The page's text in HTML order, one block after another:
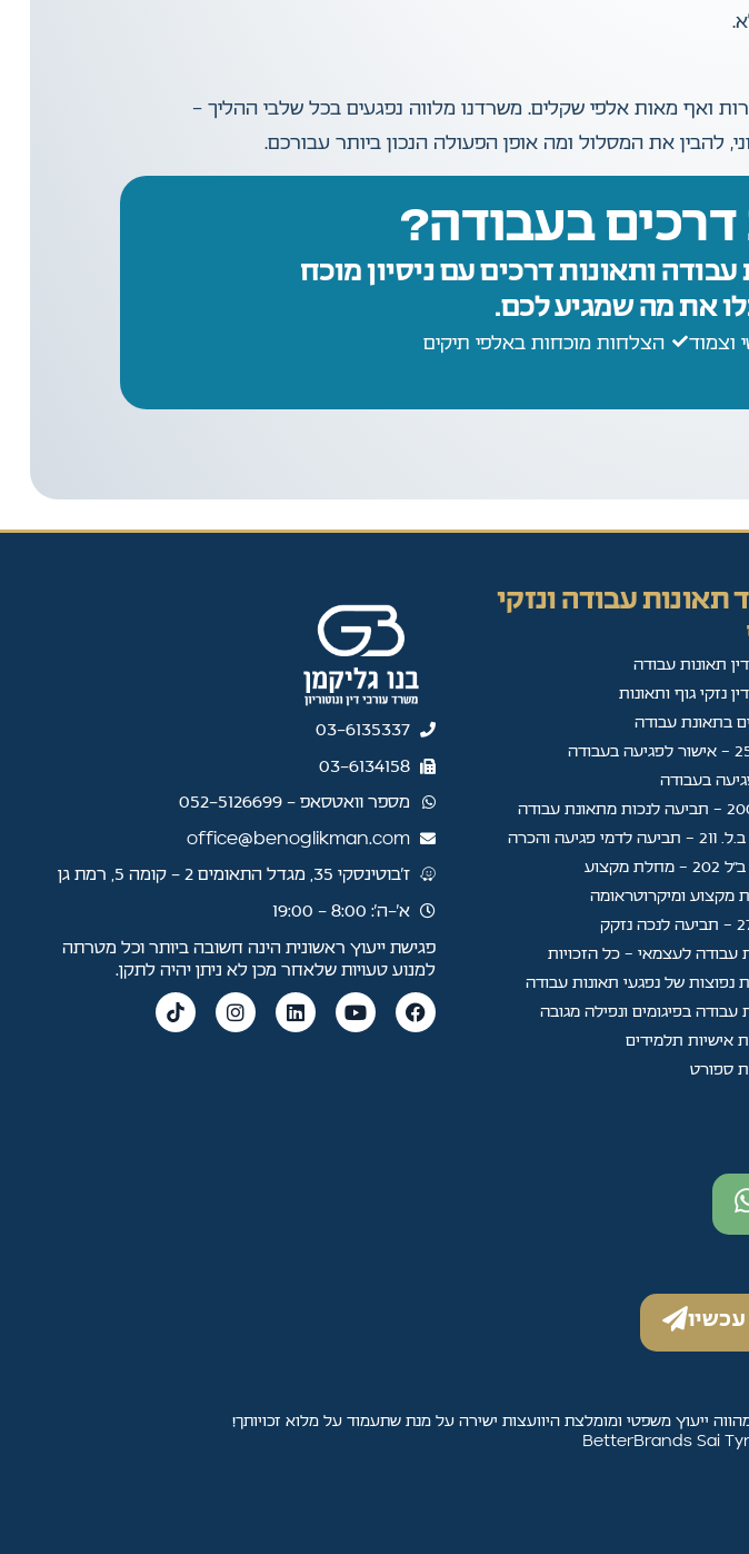
ואף מאות אלפי שקלים. משרדנו מלווה נפגעים בכל שלבי ההליך –
להבין את המסלול ומה אופן הפעולה הנכון ביותר עבורכם.
בעבודה?
ותאונות דרכים עם ניסיון מוכח
את מה שמגיע לכם.
וצמוד הצלחות מוכחות באלפי תיקים
תאונות עבודה ונזקי
תאונות עבודה
נזקי גוף ותאונות
בתאונת עבודה
בעבודה
פגיעה והכרה
מקצוע
מקצוע ומיקרוטראומה
עבודה לעצמאי - כל הזכויות
נפוצות של נפגעי תאונות עבודה
עבודה בפיגומים ונפילה מגובה
אישיות תלמידים
ספורט
03-6135337
03-6134158
מספר וואטסאפ - 052-5126699
office@benoglikman.com
ז'בוטינסקי 35, מגדל התאומים 2 - קומה 5, רמת גן
א׳–ה׳: 8:00 - 19:00
פגישת ייעוץ ראשונית הינה חשובה ביותר וכל מטרתה
למנוע טעויות שלאחר מכן לא ניתן יהיה לתקן.
ייעוץ משפטי ומומלצת היוועצות ישירה על מנת שתעמוד על מלוא זכויותך!